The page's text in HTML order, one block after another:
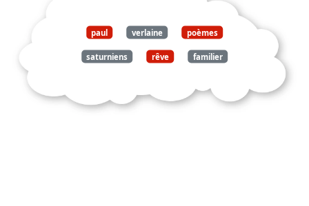
paul verlaine poèmes
saturniens rêve familier